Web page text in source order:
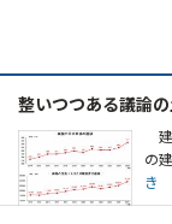
整いつつある議論
の
き